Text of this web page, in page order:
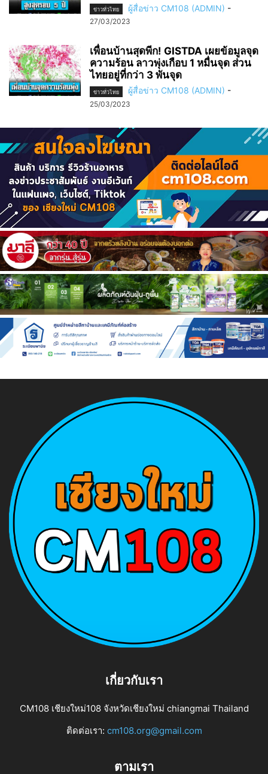
ข่าวทั่วไทย ผู้สื่อข่าว CM108 (ADMIN) -
27/03/2023
เพื่อนบ้านสุดพีก! GISTDA เผยข้อมูลจุด
ความร้อน ลาวพุ่งเกือบ 1 หมื่นจุด ส่วน
ไทยอยู่ที่กว่า 3 พันจุด
ข่าวทั่วไทย ผู้สื่อข่าว CM108 (ADMIN) -
25/03/2023
เกี่ยวกับเรา
CM108 เชียงใหม่108 จังหวัดเชียงใหม่ chiangmai Thailand
ติดต่อเรา: cm108.org@gmail.com
ตามเรา